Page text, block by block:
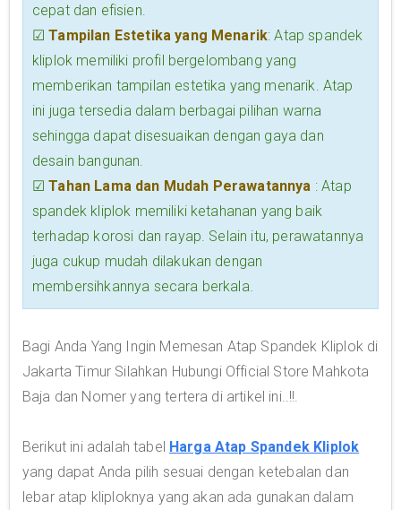
cepat dan efisien.
☑Tampilan Estetika yang Menarik: Atap spandek
kliplok memiliki profil bergelombang yang
memberikan tampilan estetika yang menarik. Atap
ini juga tersedia dalam berbagai pilihan warna
sehingga dapat disesuaikan dengan gaya dan
desain bangunan.
☑Tahan Lama dan Mudah Perawatannya : Atap
spandek kliplok memiliki ketahanan yang baik
terhadap korosi dan rayap. Selain itu, perawatannya
juga cukup mudah dilakukan dengan
membersihkannya secara berkala.
Bagi Anda Yang Ingin Memesan Atap Spandek Kliplok di
Jakarta Timur Silahkan Hubungi Official Store Mahkota
Baja dan Nomer yang tertera di artikel ini..!!.
Berikut ini adalah tabel Harga Atap Spandek Kliplok
yang dapat Anda pilih sesuai dengan ketebalan dan
lebar atap kliploknya yang akan ada gunakan dalam